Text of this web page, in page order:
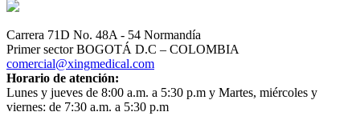
Carrera 71D No. 48A - 54 Normandía
Primer sector BOGOTÁ D.C – COLOMBIA
comercial@xingmedical.com
Horario de atención:
Lunes y jueves de 8:00 a.m. a 5:30 p.m y Martes, miércoles y
viernes: de 7:30 a.m. a 5:30 p.m